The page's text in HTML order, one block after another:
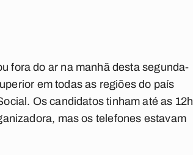
fora do ar na manhã desta segunda-
em todas as regiões do país
Os candidatos tinham até as 12h
mas os telefones estavam